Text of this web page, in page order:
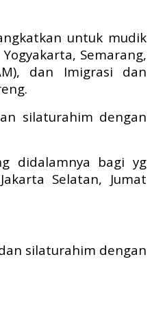
untuk mudik
Semarang,
dan Imigrasi dan
silaturahim dengan
didalamnya bagi yg
Selatan, Jumat
silaturahim dengan